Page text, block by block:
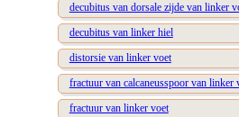
decubitus van dorsale zijde van linker
decubitus van linker hiel
distorsie van linker voet
fractuur van calcaneusspoor van linker
fractuur van linker voet